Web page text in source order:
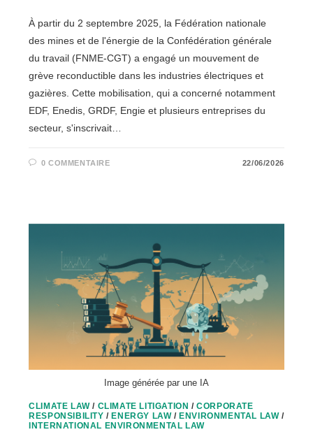
À partir du 2 septembre 2025, la Fédération nationale
des mines et de l'énergie de la Confédération générale
du travail (FNME-CGT) a engagé un mouvement de
grève reconductible dans les industries électriques et
gazières. Cette mobilisation, qui a concerné notamment
EDF, Enedis, GRDF, Engie et plusieurs entreprises du
secteur, s'inscrivait…
0 COMMENTAIRE 22/06/2026
Image générée par une IA
CLIMATE LAW/ CLIMATE LITIGATION /CORPORATE
RESPONSIBILITY /ENERGY LAW/ENVIRONMENTAL LAW/
INTERNATIONAL ENVIRONMENTAL LAW